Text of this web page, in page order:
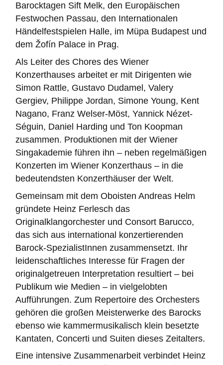
Barocktagen Sift Melk, den Europäischen
Festwochen Passau, den Internationalen
Händelfestspielen Halle, im Müpa Budapest und
dem Žofín Palace in Prag.
Als Leiter des Chores des Wiener
Konzerthauses arbeitet er mit Dirigenten wie
Simon Rattle, Gustavo Dudamel, Valery
Gergiev, Philippe Jordan, Simone Young, Kent
Nagano, Franz Welser-Möst, Yannick Nézet-
Séguin, Daniel Harding und Ton Koopman
zusammen. Produktionen mit der Wiener
Singakademie führen ihn – neben regelmäßigen
Konzerten im Wiener Konzerthaus – in die
bedeutendsten Konzerthäuser der Welt.
Gemeinsam mit dem Oboisten Andreas Helm
gründete Heinz Ferlesch das
Originalklangorchester und Consort Barucco,
das sich aus international konzertierenden
Barock-SpezialistInnen zusammensetzt. Ihr
leidenschaftliches Interesse für Fragen der
originalgetreuen Interpretation resultiert – bei
Publikum wie Medien – in vielgelobten
Aufführungen. Zum Repertoire des Orchesters
gehören die großen Meisterwerke des Barocks
ebenso wie kammermusikalisch klein besetzte
Kantaten, Concerti und Suiten dieses Zeitalters.
Eine intensive Zusammenarbeit verbindet Heinz